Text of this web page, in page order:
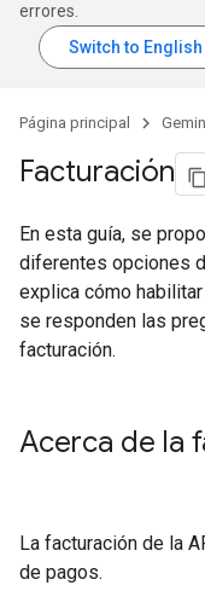
errores.
Página principal
Facturación
En esta guía, se
diferentes opciones
explica cómo
se responden las
facturación.
Acerca de la
La facturación de la
de pagos.